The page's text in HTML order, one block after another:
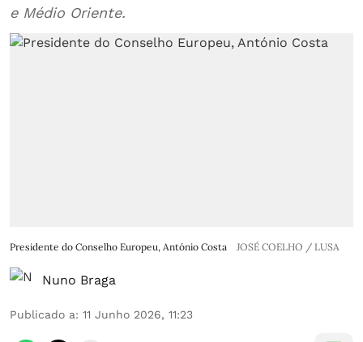
e Médio Oriente.
Presidente do Conselho Europeu, António Costa JOSÉ COELHO / LUSA
Nuno Braga
Publicado a: 11 Junho 2026, 11:23